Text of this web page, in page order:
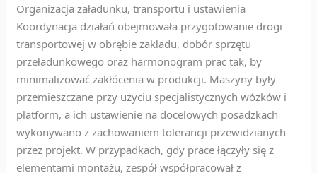
Organizacja załadunku, transportu i ustawienia
Koordynacja działań obejmowała przygotowanie drogi
transportowej w obrębie zakładu, dobór sprzętu
przeładunkowego oraz harmonogram prac tak, by
minimalizować zakłócenia w produkcji. Maszyny były
przemieszczane przy użyciu specjalistycznych wózków i
platform, a ich ustawienie na docelowych posadzkach
wykonywano z zachowaniem tolerancji przewidzianych
przez projekt. W przypadkach, gdy prace łączyły się z
elementami montażu, zespół współpracował z